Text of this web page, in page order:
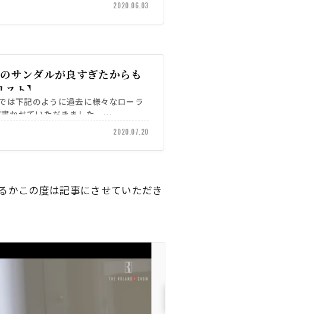
2020.06.03
サンダルが良すぎたからも
ト】
は下記のように過去に様々なローラ
かせていただきました。
2020.07.20
かこの度は記事にさせていただき